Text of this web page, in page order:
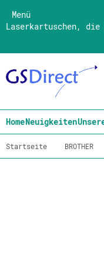
Menü
Laserkartuschen,
HomeNeuigkeiten
Startseite BROTHER